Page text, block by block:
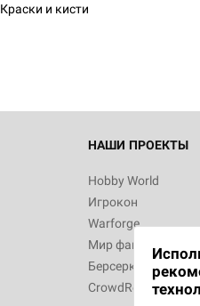
Краски и кисти
НАШИ ПРОЕКТЫ
Hobby World
Игрокон
Warforge
Мир фантастики
Берсерк
CrowdRepublic